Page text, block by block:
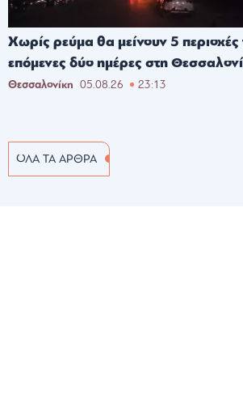
Χωρίς ρεύμα θα μείνουν 5 περιοχές
επόμενες δύο ημέρες στη
Θεσσαλονίκη 05.08.26 23:13
ΟΛΑ ΤΑ ΑΡΘΡΑ